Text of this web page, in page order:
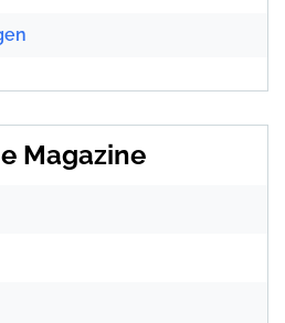
Magazine